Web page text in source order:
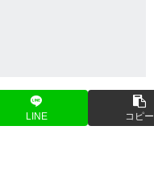
LINE コピー